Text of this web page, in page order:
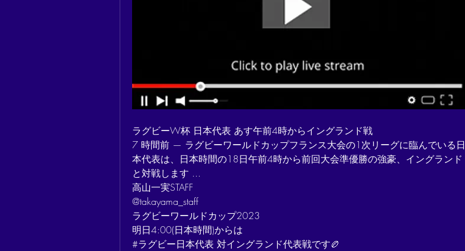
ラグビーW杯 日本代表 あす午前4時からイングランド戦
7 時間前 — ラグビーワールドカップフランス大会の1次リーグに臨んでいる日
本代表は、日本時間の18日午前4時から前回大会準優勝の強豪、イングランド
と対戦します ...
高山一実STAFF
@takayama_staff
ラグビーワールドカップ2023
明日4:00(日本時間)からは
#ラグビー日本代表 対イングランド代表戦です🏉